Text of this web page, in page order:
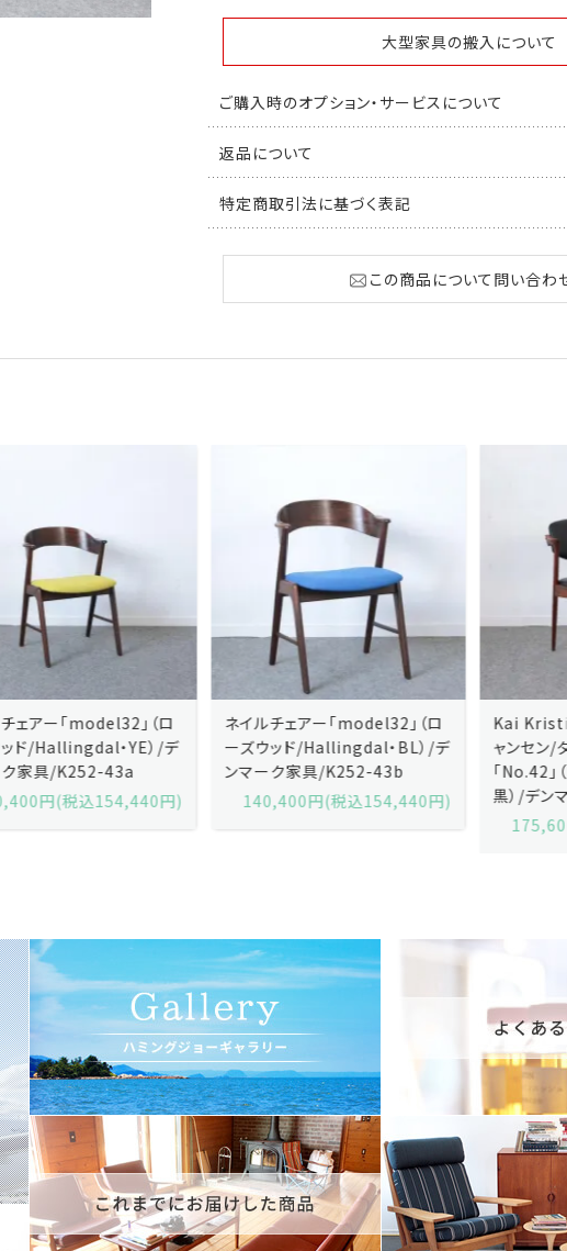
大型家具の搬入について
ご購入時のオプション・サービスについて
返品について
特定商取引法に基づく表記
この商品について問い合わ
ェアー「model32」（ロ
ド/Hallingdal・YE）/デ
家具/K252-43a
円(税込154,440円)
ネイルチェアー「model32」（ロ
ーズウッド/Hallingdal・BL）/デ
ンマーク家具/K252-43b
140,400円(税込154,440円)
Kai
ャンセン/ダ
「No.42」
黒）/デン